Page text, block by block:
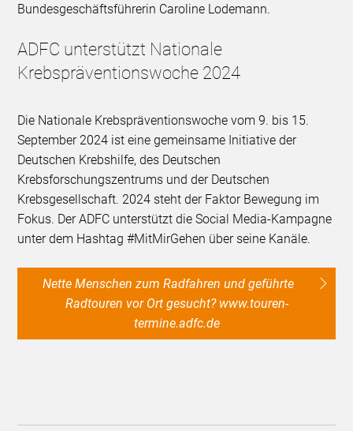
Bundesgeschäftsführerin Caroline Lodemann.
ADFC unterstützt Nationale
Krebspräventionswoche 2024
Die Nationale Krebspräventionswoche vom 9. bis 15.
September 2024 ist eine gemeinsame Initiative der
Deutschen Krebshilfe, des Deutschen
Krebsforschungszentrums und der Deutschen
Krebsgesellschaft. 2024 steht der Faktor Bewegung im
Fokus. Der ADFC unterstützt die Social Media-Kampagne
unter dem Hashtag #MitMirGehen über seine Kanäle.
Nette Menschen zum Radfahren und geführte
Radtouren vor Ort gesucht? www.touren-
termine.adfc.de